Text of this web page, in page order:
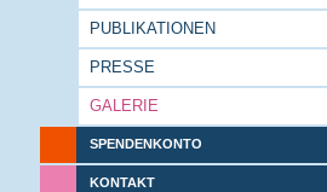
PUBLIKATIONEN
PRESSE
GALERIE
SPENDENKONTO
KONTAKT